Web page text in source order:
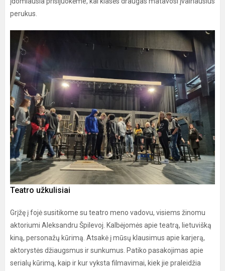
perukus.
Teatro užkulisiai
Grįžę į fojė susitikome su teatro meno vadovu, visiems žinomu
aktoriumi Aleksandru Špilevoj. Kalbėjomės apie teatrą, lietuvišką
kiną, personažų kūrimą. Atsakė į mūsų klausimus apie karjerą,
aktorystės džiaugsmus ir sunkumus. Patiko pasakojimas apie
serialų kūrimą, kaip ir kur vyksta filmavimai, kiek jie praleidžia